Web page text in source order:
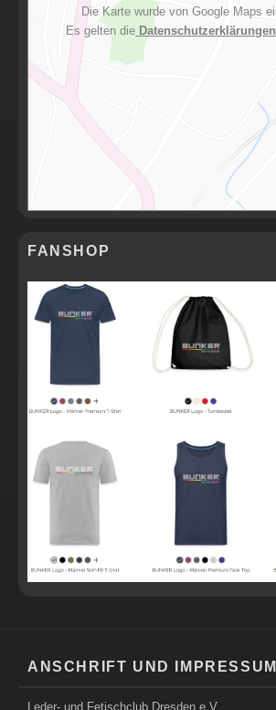
Die Karte wurde von Google Maps
Es gelten die Datenschutzerklärungen
FANSHOP
ANSCHRIFT UND IMPRESSUM
Leder- und Fetischclub Dresden e.V.